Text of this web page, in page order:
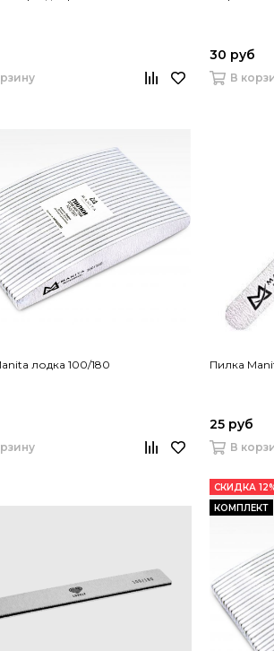
30 руб
В
лодка 100/180 Пилка
25 руб
В
СКИДКА
КОМПЛЕКТ